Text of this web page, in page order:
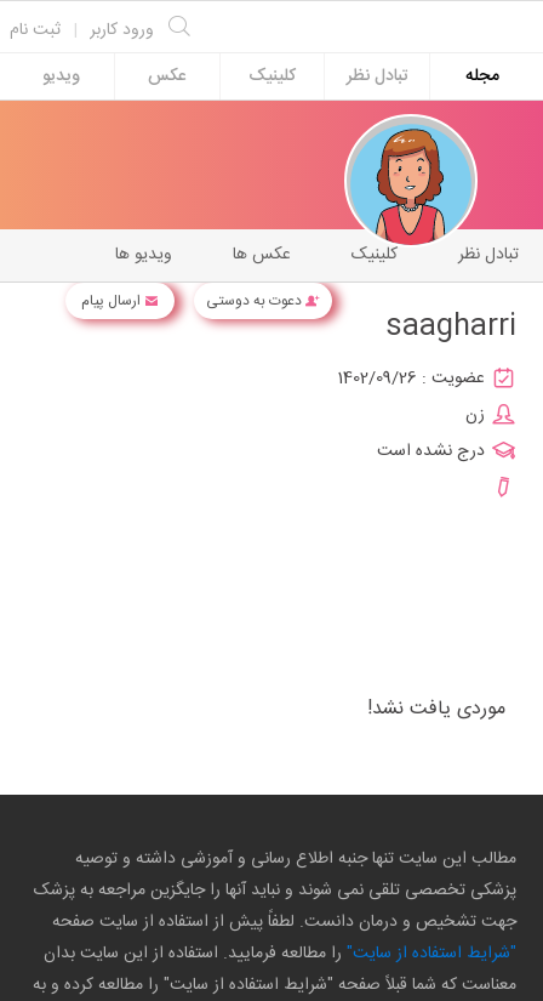
ثبت نام | ورود کاربر
مجله
تبادل نظر کلینیک عکس ویدیو
دعوت به دوستی ارسال پیام
ویدیو ها عکس ها کلینیک تبادل نظر
saagharri
عضویت : 1402/09/26
زن
درج نشده است
موردی یافت نشد!
مطالب این سایت تنها جنبه اطلاع رسانی و آموزشی داشته و توصیه
پزشکی تخصصی تلقی نمی شوند و نباید آنها را جایگزین مراجعه به پزشک
جهت تشخیص و درمان دانست. لطفاً پیش از استفاده از سایت صفحه
"شرایط استفاده از سایت" را مطالعه فرمایید. استفاده از این سایت بدان
معناست که شما قبلاً صفحه "شرایط استفاده از سایت" را مطالعه کرده و به